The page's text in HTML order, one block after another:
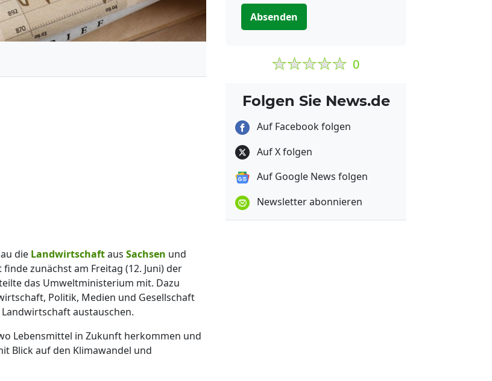
die Landwirtschaftaus Sachsen und
zunächst am Freitag (12. Juni) der
das Umweltministerium mit. Dazu
Politik, Medien und Gesellschaft
austauschen.
Lebensmittel in Zukunft herkommen und
Blick auf den Klimawandel und
Absenden
0
Folgen Sie News.de
Auf Facebook folgen
Auf X folgen
Auf Google News folgen
Newsletter abonnieren